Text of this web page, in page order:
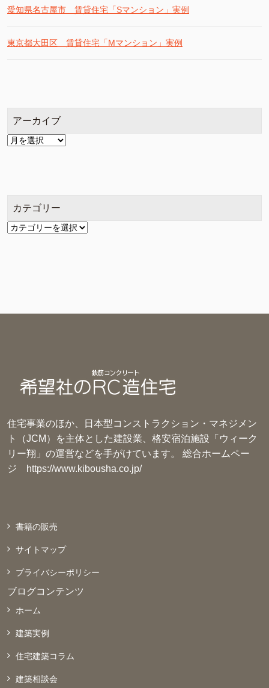
愛知県名古屋市 賃貸住宅「Sマンション」実例
東京都大田区 賃貸住宅「Mマンション」実例
アーカイブ
ア
カテゴリー
カ
住宅事業のほか、日本型コンストラクション・マネジメン
ト（JCM）を主体とした建設業、格安宿泊施設「ウィーク
リー翔」の運営などを手がけています。 総合ホームペー
ジ
https://www.kibousha.co.jp/
書籍の販売
サイトマップ
プライバシーポリシー
ブログコンテンツ
ホーム
建築実例
住宅建築コラム
建築相談会